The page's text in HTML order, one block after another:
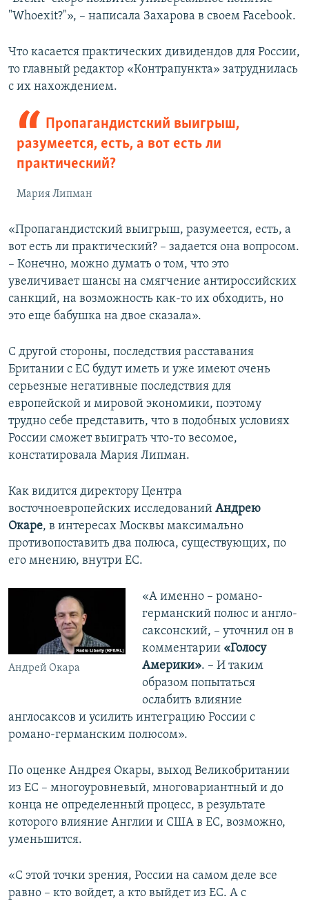
"Whoexit?"», – написала Захарова в своем Facebook.
Что касается практических дивидендов для России,
то главный редактор «Контрапункта» затруднилась
с их нахождением.
Пропагандистский выигрыш,
разумеется, есть, а вот есть ли
практический?
Мария Липман
«Пропагандистский выигрыш, разумеется, есть, а
вот есть ли практический? – задается она вопросом.
– Конечно, можно думать о том, что это
увеличивает шансы на смягчение антироссийских
санкций, на возможность как-то их обходить, но
это еще бабушка на двое сказала».
С другой стороны, последствия расставания
Британии с ЕС будут иметь и уже имеют очень
серьезные негативные последствия для
европейской и мировой экономики, поэтому
трудно себе представить, что в подобных условиях
России сможет выиграть что-то весомое,
констатировала Мария Липман.
Как видится директору Центра
восточноевропейских исследований Андрею
Окаре, в интересах Москвы максимально
противопоставить два полюса, существующих, по
его мнению, внутри ЕС.
Андрей Окара
«А именно – романо-
германский полюс и англо-
саксонский, – уточнил он в
комментарии «Голосу
Америки». – И таким
образом попытаться
ослабить влияние
англосаксов и усилить интеграцию России с
романо-германским полюсом».
По оценке Андрея Окары, выход Великобритании
из ЕС – многоуровневый, многовариантный и до
конца не определенный процесс, в результате
которого влияние Англии и США в ЕС, возможно,
уменьшится.
«С этой точки зрения, России на самом деле все
равно – кто войдет, а кто выйдет из ЕС. А с